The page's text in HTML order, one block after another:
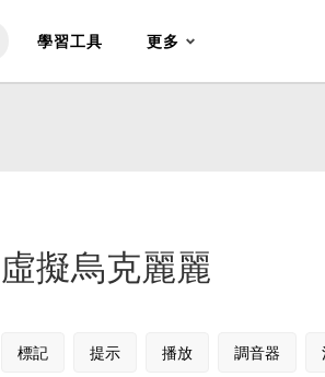
學習工具 更多
虛擬烏克麗麗
標記 提示 播放 調音器